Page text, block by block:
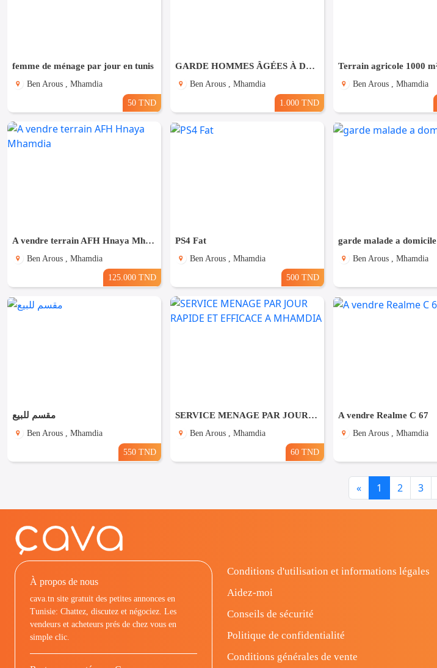
femme de ménage par jour en tunis
Ben Arous , Mhamdia
50 TND
GARDE HOMMES ÂGÉES À DOMICILE A MHAMDIA
Ben Arous , Mhamdia
1.000 TND
Ben Arous , Mhamdia
A vendre terrain AFH Hnaya Mhamdia
Ben Arous , Mhamdia
125.000 TND
PS4 Fat
Ben Arous , Mhamdia
500 TND
garde malade a domicile
Ben Arous , Mhamdia
مقسم للبيع
Ben Arous , Mhamdia
550 TND
SERVICE MENAGE PAR JOUR RAPIDE ET EFFICACE A MHAMDIA
Ben Arous , Mhamdia
60 TND
A vendre Realme C 67
Ben Arous , Mhamdia
«Previous
1 2 3
À propos de nous
cava.tn site gratuit des petites annonces en
Tunisie: Chattez, discutez et négociez. Les
vendeurs et acheteurs prés de chez vous en
simple clic.
Conditions d'utilisation et informations légales
Aidez-moi
Conseils de sécurité
Politique de confidentialité
Conditions générales de vente